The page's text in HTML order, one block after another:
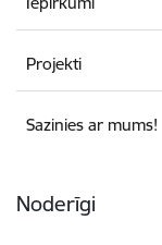
Projekti
Sazinies ar mums!
Noderīgi